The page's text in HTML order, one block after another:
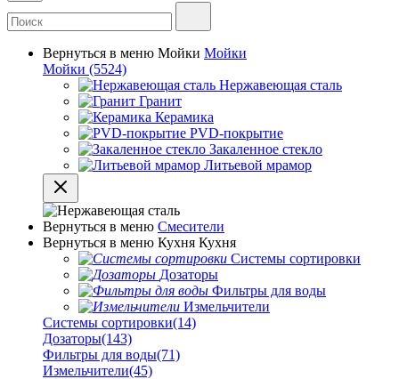
Вернуться в меню Мойки Мойки
Мойки (5524)
Нержавеющая сталь
Гранит
Керамика
PVD-покрытие
Закаленное стекло
Литьевой мрамор
Вернуться в меню Смесители
Вернуться в меню Кухня Кухня
Системы сортировки
Дозаторы
Фильтры для воды
Измельчители
Системы сортировки(14)
Дозаторы(143)
Фильтры для воды(71)
Измельчители(45)